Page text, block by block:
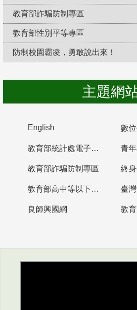
教育部詐騙防制專區
教育部性別平等專區
防制校園霸凌，勇敢說出來！
主題網
English 數
教育部統計處電子書櫃
教育部詐騙防制專區 終
教育部高中等以下學校及幼兒園教師資格檢定考試
良師興國網
教